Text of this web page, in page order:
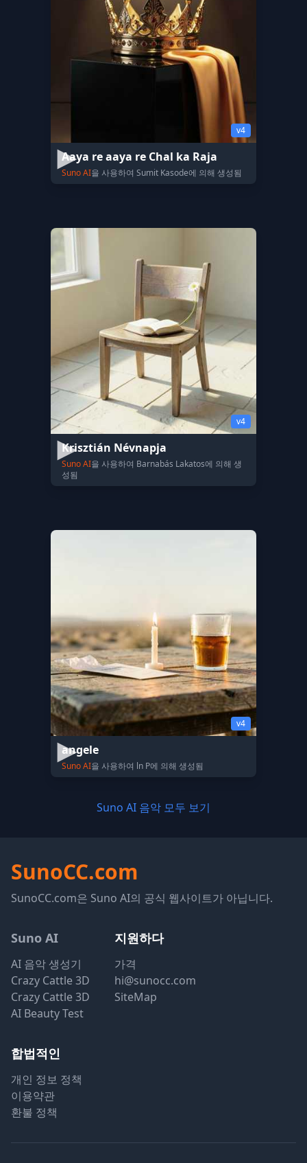
v4
Aaya re aaya re Chal ka Raja
Suno AI을 사용하여 Sumit Kasode에 의해 생성됨
v4
Krisztián Névnapja
Suno AI을 사용하여 Barnabás Lakatos에 의해 생
성됨
v4
angele
Suno AI을 사용하여 ln P에 의해 생성됨
Suno AI 음악 모두 보기
SunoCC.com
SunoCC.com은 Suno AI의 공식 웹사이트가 아닙니다.
Suno AI
AI 음악 생성기
Crazy Cattle 3D
Crazy Cattle 3D
AI Beauty Test
지원하다
가격
hi@sunocc.com
SiteMap
합법적인
개인 정보 정책
이용약관
환불 정책